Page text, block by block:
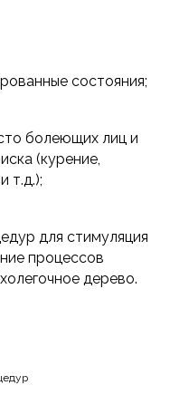
состояния;
болеющих лиц и
(курение,
т.д.);
для стимуляция
процессов
дерево.